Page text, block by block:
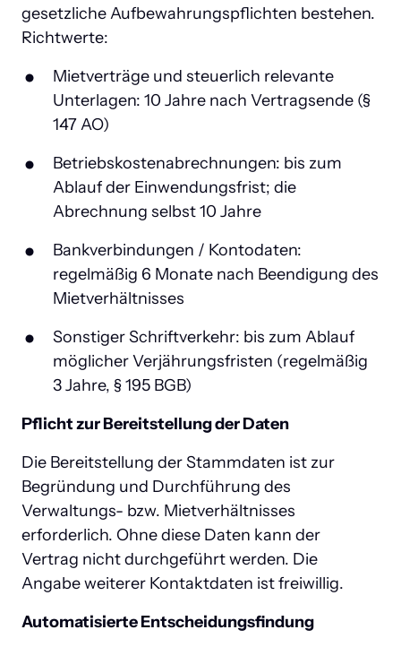
gesetzliche Aufbewahrungspflichten bestehen.
Richtwerte:
Mietverträge und steuerlich relevante
Unterlagen: 10 Jahre nach Vertragsende (§
147 AO)
Betriebskostenabrechnungen: bis zum
Ablauf der Einwendungsfrist; die
Abrechnung selbst 10 Jahre
Bankverbindungen / Kontodaten:
regelmäßig 6 Monate nach Beendigung des
Mietverhältnisses
Sonstiger Schriftverkehr: bis zum Ablauf
möglicher Verjährungsfristen (regelmäßig
3 Jahre, § 195 BGB)
Pflicht zur Bereitstellung der Daten
Die Bereitstellung der Stammdaten ist zur
Begründung und Durchführung des
Verwaltungs- bzw. Mietverhältnisses
erforderlich. Ohne diese Daten kann der
Vertrag nicht durchgeführt werden. Die
Angabe weiterer Kontaktdaten ist freiwillig.
Automatisierte Entscheidungsfindung